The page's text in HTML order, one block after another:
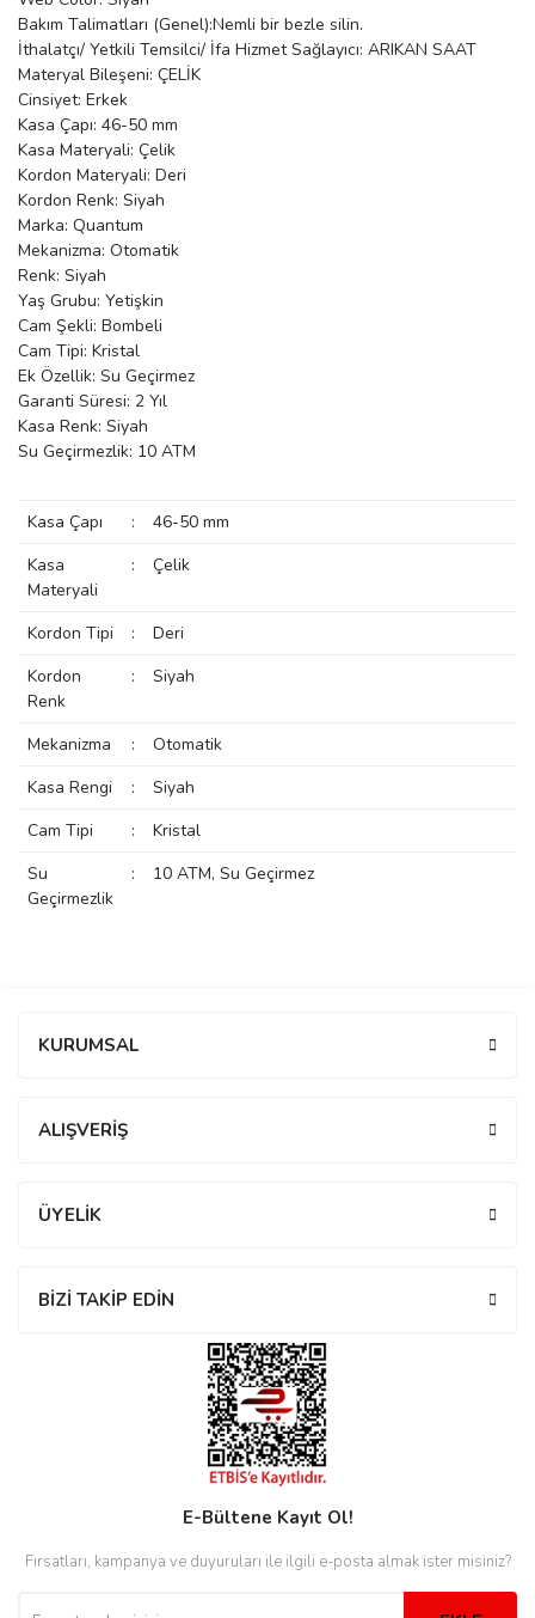
Manoir
Bakım Talimatları (Genel):Nemli bir bezle silin.
İthalatçı/ Yetkili Temsilci/ İfa Hizmet Sağlayıcı: ARIKAN SAAT
Materyal Bileşeni: ÇELİK
Cinsiyet: Erkek
Kasa Çapı: 46-50 mm
Kasa Materyali: Çelik
Kordon Materyali: Deri
Kordon Renk: Siyah
Marka: Quantum
Mekanizma: Otomatik
Renk: Siyah
Yaş Grubu: Yetişkin
Cam Şekli: Bombeli
Cam Tipi: Kristal
Ek Özellik: Su Geçirmez
Garanti Süresi: 2 Yıl
Kasa Renk: Siyah
Su Geçirmezlik: 10 ATM
Kasa Çapı :
46-50 mm
Kasa
Materyali
: Çelik
Kordon Tipi :
Deri
Kordon
Renk
: Siyah
Mekanizma :
Otomatik
Kasa Rengi
:
Siyah
Cam Tipi
:
Kristal
Su
Geçirmezlik
: 10 ATM, Su Geçirmez
KURUMSAL
ALIŞVERİŞ
ÜYELİK
BİZİ TAKİP EDİN
E-Bültene Kayıt Ol!
Fırsatları, kampanya ve duyuruları ile ilgili e-posta almak ister misiniz?